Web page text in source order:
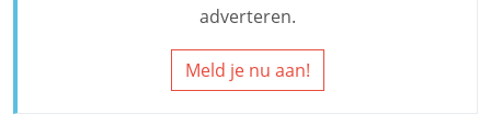
adverteren.
Meld je nu aan!